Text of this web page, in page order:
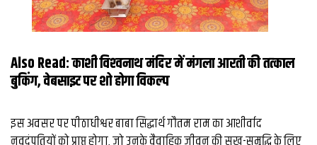
Also Read:काशी विश्‍वनाथ मंदिर में मंगला आरती की तत्‍काल
बुकिंग, वेबसाइट पर शो होगा विकल्‍प
इस अवसर पर पीठाधीश्वर बाबा सिद्धार्थ गौतम राम का आशीर्वाद